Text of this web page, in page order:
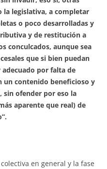
la legislativa, a completar
o poco desarrolladas y
y de restitución a
conculcados, aunque sea
que si bien puedan
por falta de
un contenido beneficioso y
sin ofender por eso la
aparente que real) de
en general y la fase